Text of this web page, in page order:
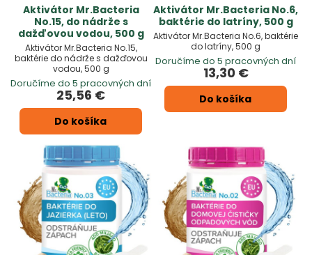
Aktivátor Mr.Bacteria
No.15, do nádrže s
dažďovou vodou, 500 g
Aktivátor Mr.Bacteria No.15,
baktérie do nádrže s dažďovou
vodou, 500 g
Doručíme do 5 pracovných dní
25,56 €
Do košíka
Aktivátor Mr.Bacteria No.6,
baktérie do latríny, 500 g
Aktivátor Mr.Bacteria No.6, baktérie
do latríny, 500 g
Doručíme do 5 pracovných dní
13,30 €
Do košíka